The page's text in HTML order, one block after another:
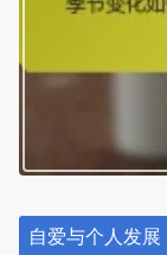
自爱与个人发展